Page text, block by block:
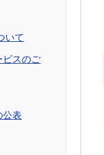
いて
ビスのご
公表